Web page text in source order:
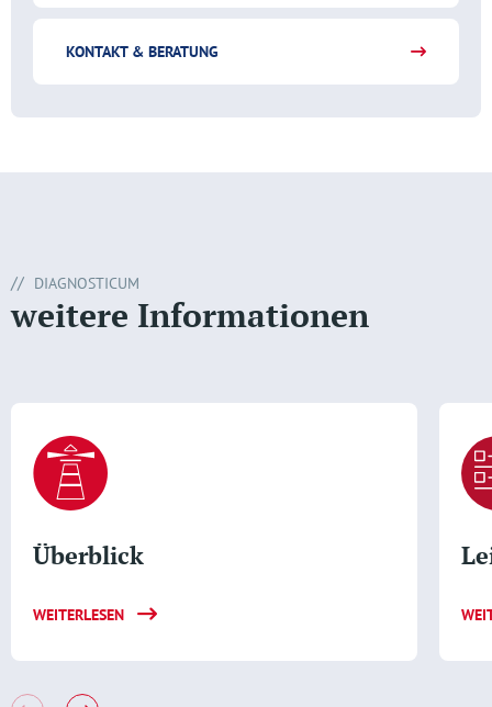
KONTAKT & BERATUNG
DIAGNOSTICUM
weitere Informationen
Überblick
WEITERLESEN